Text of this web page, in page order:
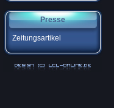
Presse
Zeitungsartikel